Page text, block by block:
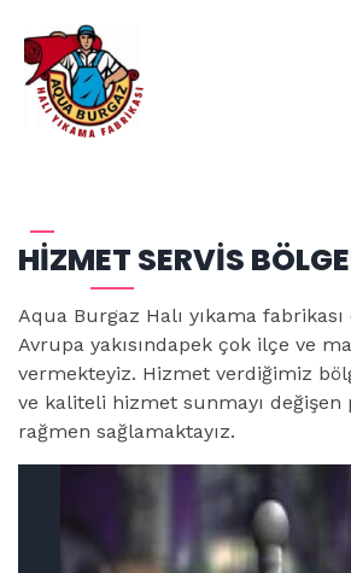
HIZMET SERVIS
Aqua Burgaz Halı yıkama
Avrupa yakısındapek çok ilçe ve
vermekteyiz. Hizmet verdiğimiz
ve kaliteli hizmet sunmayı değişen
rağmen sağlamaktayız.